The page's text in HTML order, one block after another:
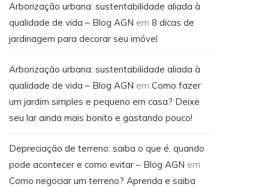
Arborização urbana: sustentabilidade aliada à
qualidade de vida – Blog AGN em 8 dicas de
jardinagem para decorar seu imóvel
Arborização urbana: sustentabilidade aliada à
qualidade de vida – Blog AGN em Como fazer
um jardim simples e pequeno em casa? Deixe
seu lar ainda mais bonito e gastando pouco!
Depreciação de terreno: saiba o que é, quando
pode acontecer e como evitar – Blog AGN em
Como negociar um terreno? Aprenda e saiba